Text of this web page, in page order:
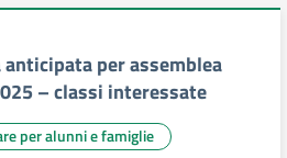
per assemblea
– classi interessate
per alunni e famiglie